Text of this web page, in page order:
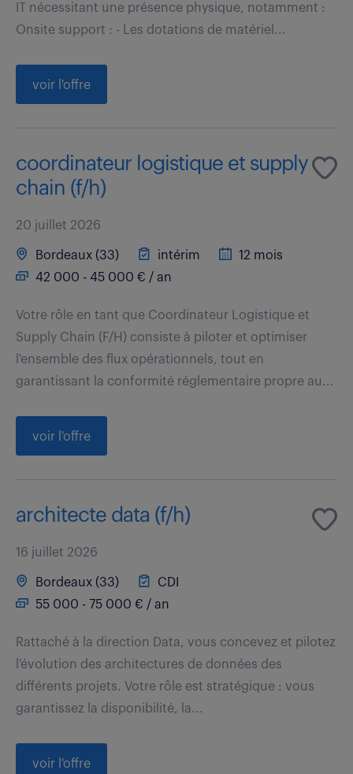
IT nécessitant une présence physique, notamment :
Onsite support : - Les dotations de matériel...
voir l'offre
coordinateur logistique et supply
chain (f/h)
20 juillet 2026
Bordeaux (33) intérim
12 mois
42 000 - 45 000 € / an
Votre rôle en tant que Coordinateur Logistique et
Supply Chain (F/H) consiste à piloter et optimiser
l'ensemble des flux opérationnels, tout en
garantissant la conformité réglementaire propre au...
voir l'offre
architecte data (f/h)
16 juillet 2026
Bordeaux (33)
CDI
55 000 - 75 000 € / an
Rattaché à la direction Data, vous concevez et pilotez
l'évolution des architectures de données des
différents projets. Votre rôle est stratégique : vous
garantissez la disponibilité, la...
voir l'offre